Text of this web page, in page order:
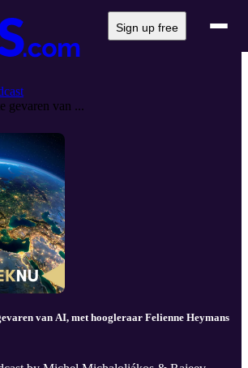
Sign up free
gevaren van ...
van AI, met hoogleraar Felienne Heymans